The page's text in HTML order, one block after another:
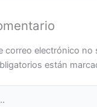
correo electrónico no
están